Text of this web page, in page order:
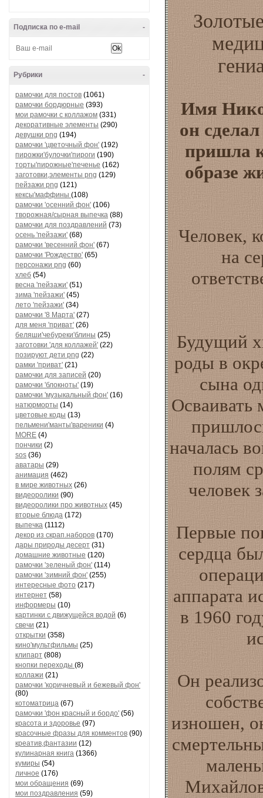
-
Подписка по e-mail
-
Рубрики
рамочки для постов (1061)
рамочки бордюрные (393)
мои рамочки с коллажом (331)
декоративные элементы (290)
девушки png (194)
рамочки 'цветочный фон' (192)
пирожки'булочки'пироги (190)
торты'пирожные'печенье (162)
заготовки,элементы png (129)
пейзажи png (121)
кексы'маффины (108)
рамочки 'осенний фон' (106)
творожная/сырная выпечка (88)
рамочки для поздравлений (73)
осень 'пейзажи' (68)
рамочки 'весенний фон' (67)
рамочки 'Рождество' (65)
персонажи png (60)
хлеб (54)
весна 'пейзажи' (51)
зима 'пейзажи' (45)
лето 'пейзажи' (34)
рамочки '8 Марта' (27)
для меня 'приват' (26)
беляши'чебуреки'блины (25)
заготовки 'для коллажей' (22)
позируют дети png (22)
рамки 'приват' (21)
рамочки для записей (20)
рамочки 'блокноты' (19)
рамочки 'музыкальный фон' (16)
натюрморты (14)
цветовые коды (13)
пельмени'манты'вареники (4)
MORE (4)
пончики (2)
sos (36)
аватары (29)
анимация (462)
в мире животных (26)
видеоролики (90)
видеоролики про животных (45)
вторые блюда (172)
выпечка (1112)
декор из скрап.наборов (170)
дары природы десерт (31)
домашние животные (120)
рамочки 'зеленый фон' (114)
рамочки 'зимний фон' (255)
интересные фото (217)
интернет (58)
информеры (10)
картинки с движущейся водой (6)
свечи (21)
открытки (358)
кино'мультфильмы (25)
клипарт (808)
кнопки переходы (8)
коллажи (21)
рамочки 'коричневый и бежевый фон'
(80)
котоматрица (67)
рамочки 'фон красный и бордо' (56)
красота и здоровье (97)
красочные фразы для комментов (90)
креатив,фантазии (12)
кулинарная книга (1366)
кумиры (54)
личное (176)
мои обращения (69)
мои поздравления (59)
Имя
он
пришла к
образе
Человек,
на
Будущий
роды в
сына
Осваивать
началась
полям
человек
Первые
сердца
аппарата
в 1960
Он
изношен,